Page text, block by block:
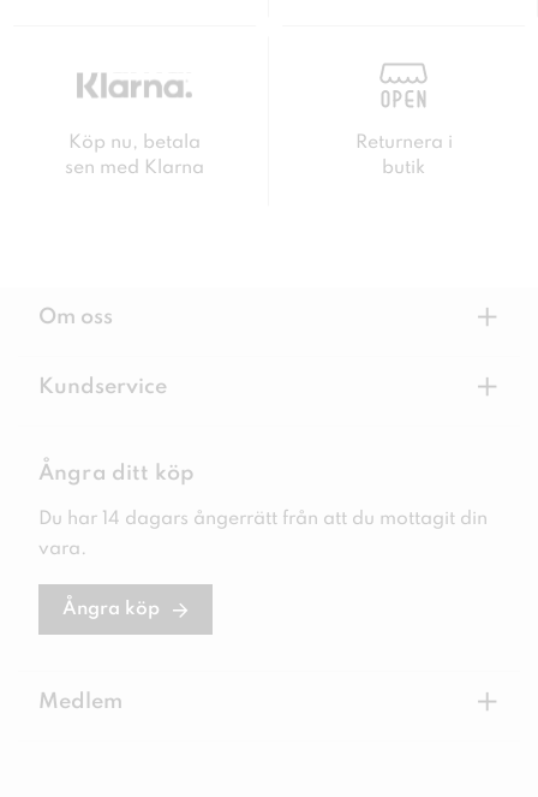
Köp nu, betala
sen med Klarna
Returnera i
butik
Om oss +
Kundservice +
Ångra ditt köp
Du har 14 dagars ångerrätt från att du mottagit din
vara.
Ångra köp
Medlem +